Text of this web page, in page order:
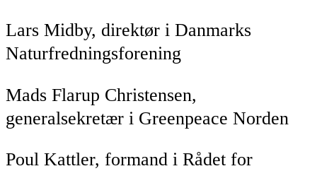
Lars Midby, direktør i Danmarks
Naturfredningsforening
Mads Flarup Christensen,
generalsekretær i Greenpeace Norden
Poul Kattler, formand i Rådet for